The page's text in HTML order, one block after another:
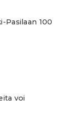
Pasilaan 100
voi